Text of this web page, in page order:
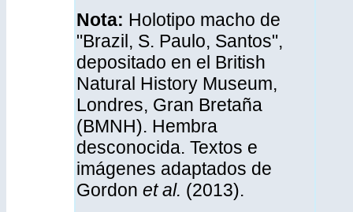
Nota: Holotipo macho de
"Brazil, S. Paulo, Santos",
depositado en el British
Natural History Museum,
Londres, Gran Bretaña
(BMNH). Hembra
desconocida. Textos e
imágenes adaptados de
Gordon et al. (2013).